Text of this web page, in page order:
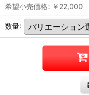
希望小売価格: ￥ 22,000
数量: